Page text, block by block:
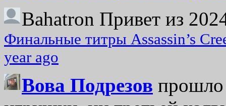
Bahatron Привет из
Финальные титры Assassin’s
year ago
Вова Подрезов прошло